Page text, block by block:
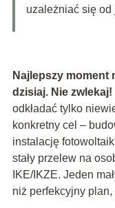
uzależniać się
Najlepszy moment
dzisiaj. Nie zwlekaj!
odkładać tylko
konkretny cel –
instalację
stały przelew na
IKE/IKZE. Jeden
niż perfekcyjny